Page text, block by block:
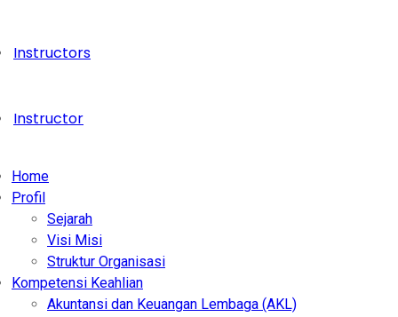
Instructors
Instructor
Home
Profil
Sejarah
Visi Misi
Struktur Organisasi
Kompetensi Keahlian
Akuntansi dan Keuangan Lembaga (AKL)